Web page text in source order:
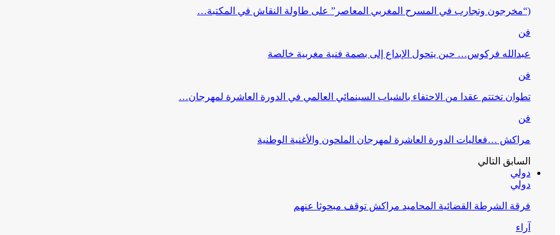
(“مخرجون وتجارب في المسرح المغربي المعاصر” على طاولة النقاش في المكتبة…
فن
عبدالله فركوس… حين يتحول الإبداع إلى بصمة فنية مغربية خالصة
فن
تطوان تختتم عقدا من الاحتفاء بالشباب السينمائي العالمي في الدورة العاشرة لمهرجان…
فن
مراكش …فعاليات الدورة العاشرة لمهرجان الملحون والأغنية الوطنية
السابق التالي
دولي
دولي
فرقة الشرطة القضائية المحاميد مراكش توقف مبحوثا عنهم
آراء